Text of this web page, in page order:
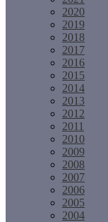
2020
2019
2018
2017
2016
2015
2014
2013
2012
2011
2010
2009
2008
2007
2006
2005
2004